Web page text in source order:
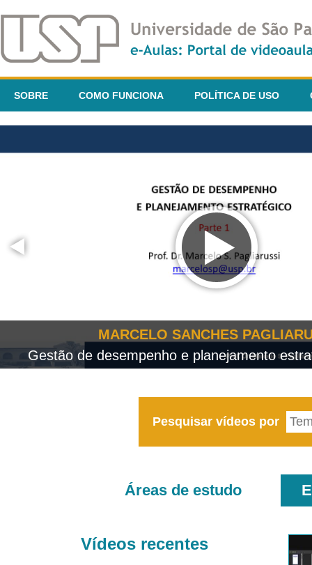
SOBRE COMO FUNCIONA POLÍTICA DE USO
MARCELO SANCHES
Gestão de desempenho e planejamento
Pesquisar vídeos por
Áreas de estudo
Vídeos recentes